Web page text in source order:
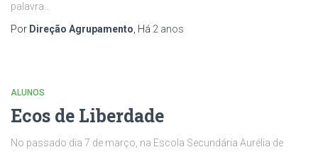
palavra…
Por Direção Agrupamento , Há 2 anos
ALUNOS
Ecos de Liberdade
No passado dia 7 de março, na Escola Secundária Aurélia de